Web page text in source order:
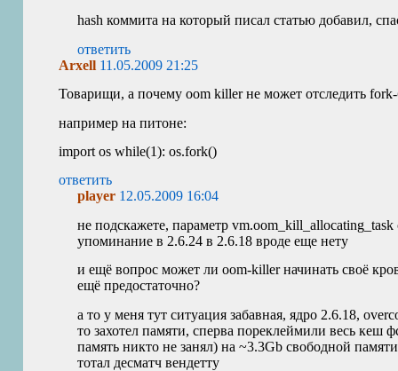
hash коммита на который писал статью добавил,
ответить
Arxell 11.05.2009 21:25
Товарищи, а почему oom killer не может отследить
например на питоне:
import os while(1): os.fork()
ответить
player 12.05.2009 16:04
не подскажете, параметр
упоминание в 2.6.24 в 2.6.18 вроде еще нету
и ещё вопрос может ли oom-killer начинать своё
ещё предостаточно?
а то у меня тут ситуация забавная, ядро 2.6.18,
то захотел памяти, сперва пореклеймили весь кеш
память никто не занял) на ~3.3Gb свободной
тотал десматч вендетту